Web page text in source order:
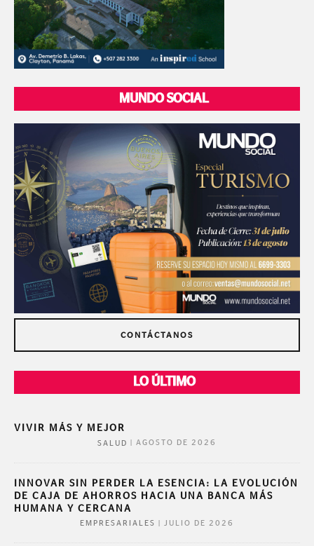
MUNDO SOCIAL
CONTÁCTANOS
LO ÚLTIMO
VIVIR MÁS Y MEJOR
SALUD AGOSTO DE 2026
INNOVAR SIN PERDER LA ESENCIA: LA EVOLUCIÓN
DE CAJA DE AHORROS HACIA UNA BANCA MÁS
HUMANA Y CERCANA
EMPRESARIALES JULIO DE 2026